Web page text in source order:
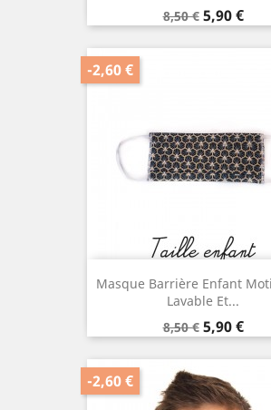
Prix
de
base
8,50 € Prix
5,90 €
Masque Barrière Enfant
Lavable Et...
Prix
de
base
8,50 €
-2,60 €
Prix
5,90 €
-2,60 €